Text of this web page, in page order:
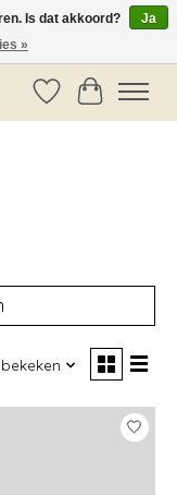
Verlanglijst
Is dat akkoord?
Ja
»